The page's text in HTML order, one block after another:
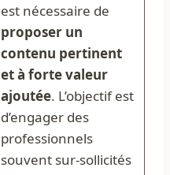
est nécessaire de
proposer un
contenu pertinent
et à forte valeur
ajoutée. L’objectif est
d’engager des
professionnels
souvent sur-sollicités